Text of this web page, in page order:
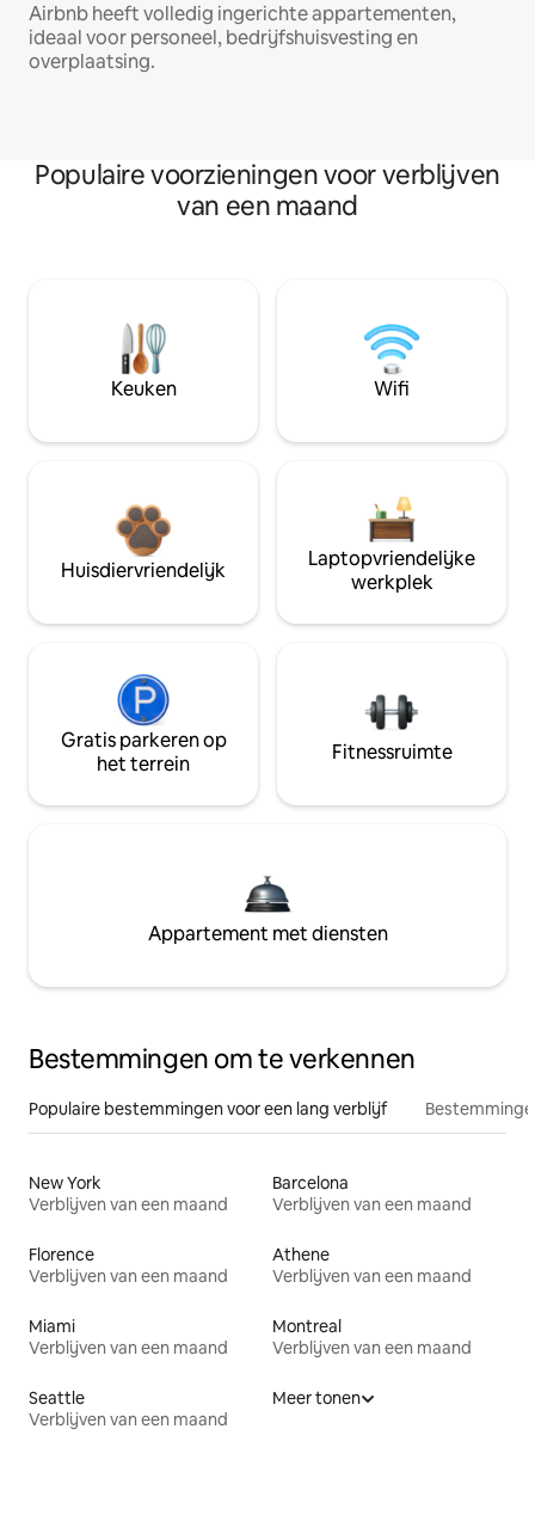
Airbnb heeft volledig ingerichte appartementen,
ideaal voor personeel, bedrijfshuisvesting en
overplaatsing.
Populaire voorzieningen voor verblijven
van een maand
Keuken Wifi
Huisdiervriendelijk
Laptopvriendelijke
werkplek
Gratis parkeren op
het terrein
Fitnessruimte
Appartement met diensten
Bestemmingen om te verkennen
Populaire bestemmingen voor een lang verblijf
New York
Verblijven van een maand
Barcelona
Verblijven van een maand
Florence
Verblijven van een maand
Athene
Verblijven van een maand
Miami
Verblijven van een maand
Montreal
Verblijven van een maand
Seattle
Verblijven van een maand
Meer tonen